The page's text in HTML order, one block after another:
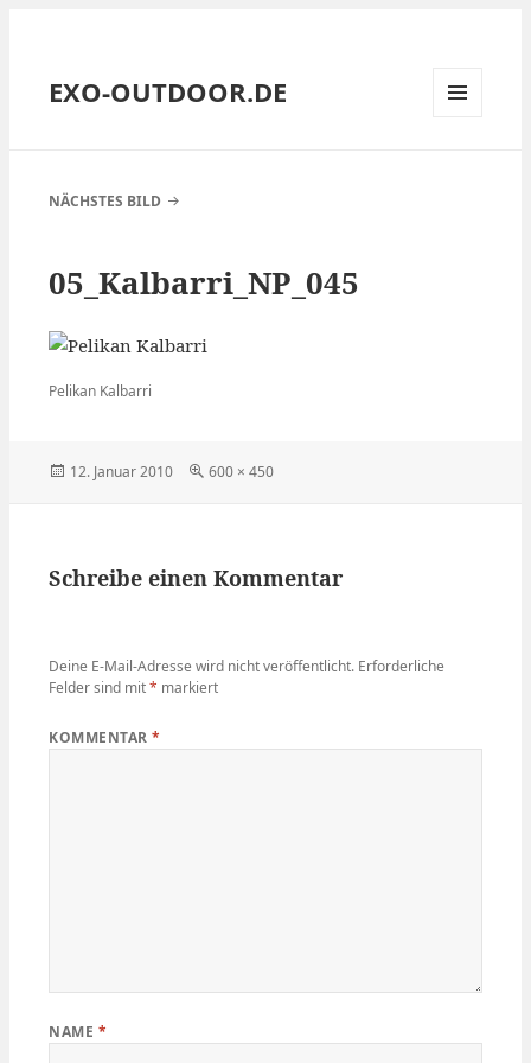
EXO-OUTDOOR.DE
NÄCHSTES BILD
05_Kalbarri_NP_045
Pelikan Kalbarri
Veröffentlicht
12. Januar 2010
Volle
600 × 450
Schreibe einen Kommentar
Deine E-Mail-Adresse wird nicht veröffentlicht. Erforderliche
Felder sind mit* markiert
KOMMENTAR*
NAME *